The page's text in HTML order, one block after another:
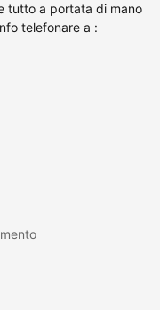
tutto a portata di mano
telefonare a :